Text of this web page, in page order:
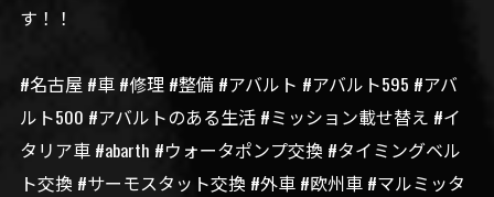
す！！
#名古屋 #車 #修理 #整備 #アバルト #アバルト595 #アバ
ルト500 #アバルトのある生活 #ミッション載せ替え #イ
タリア車 #abarth #ウォータポンプ交換 #タイミングベル
ト交換 #サーモスタット交換 #外車 #欧州車 #マルミッタ